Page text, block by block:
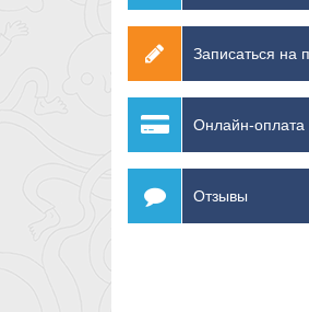
Записаться на
Онлайн-оплата
Отзывы